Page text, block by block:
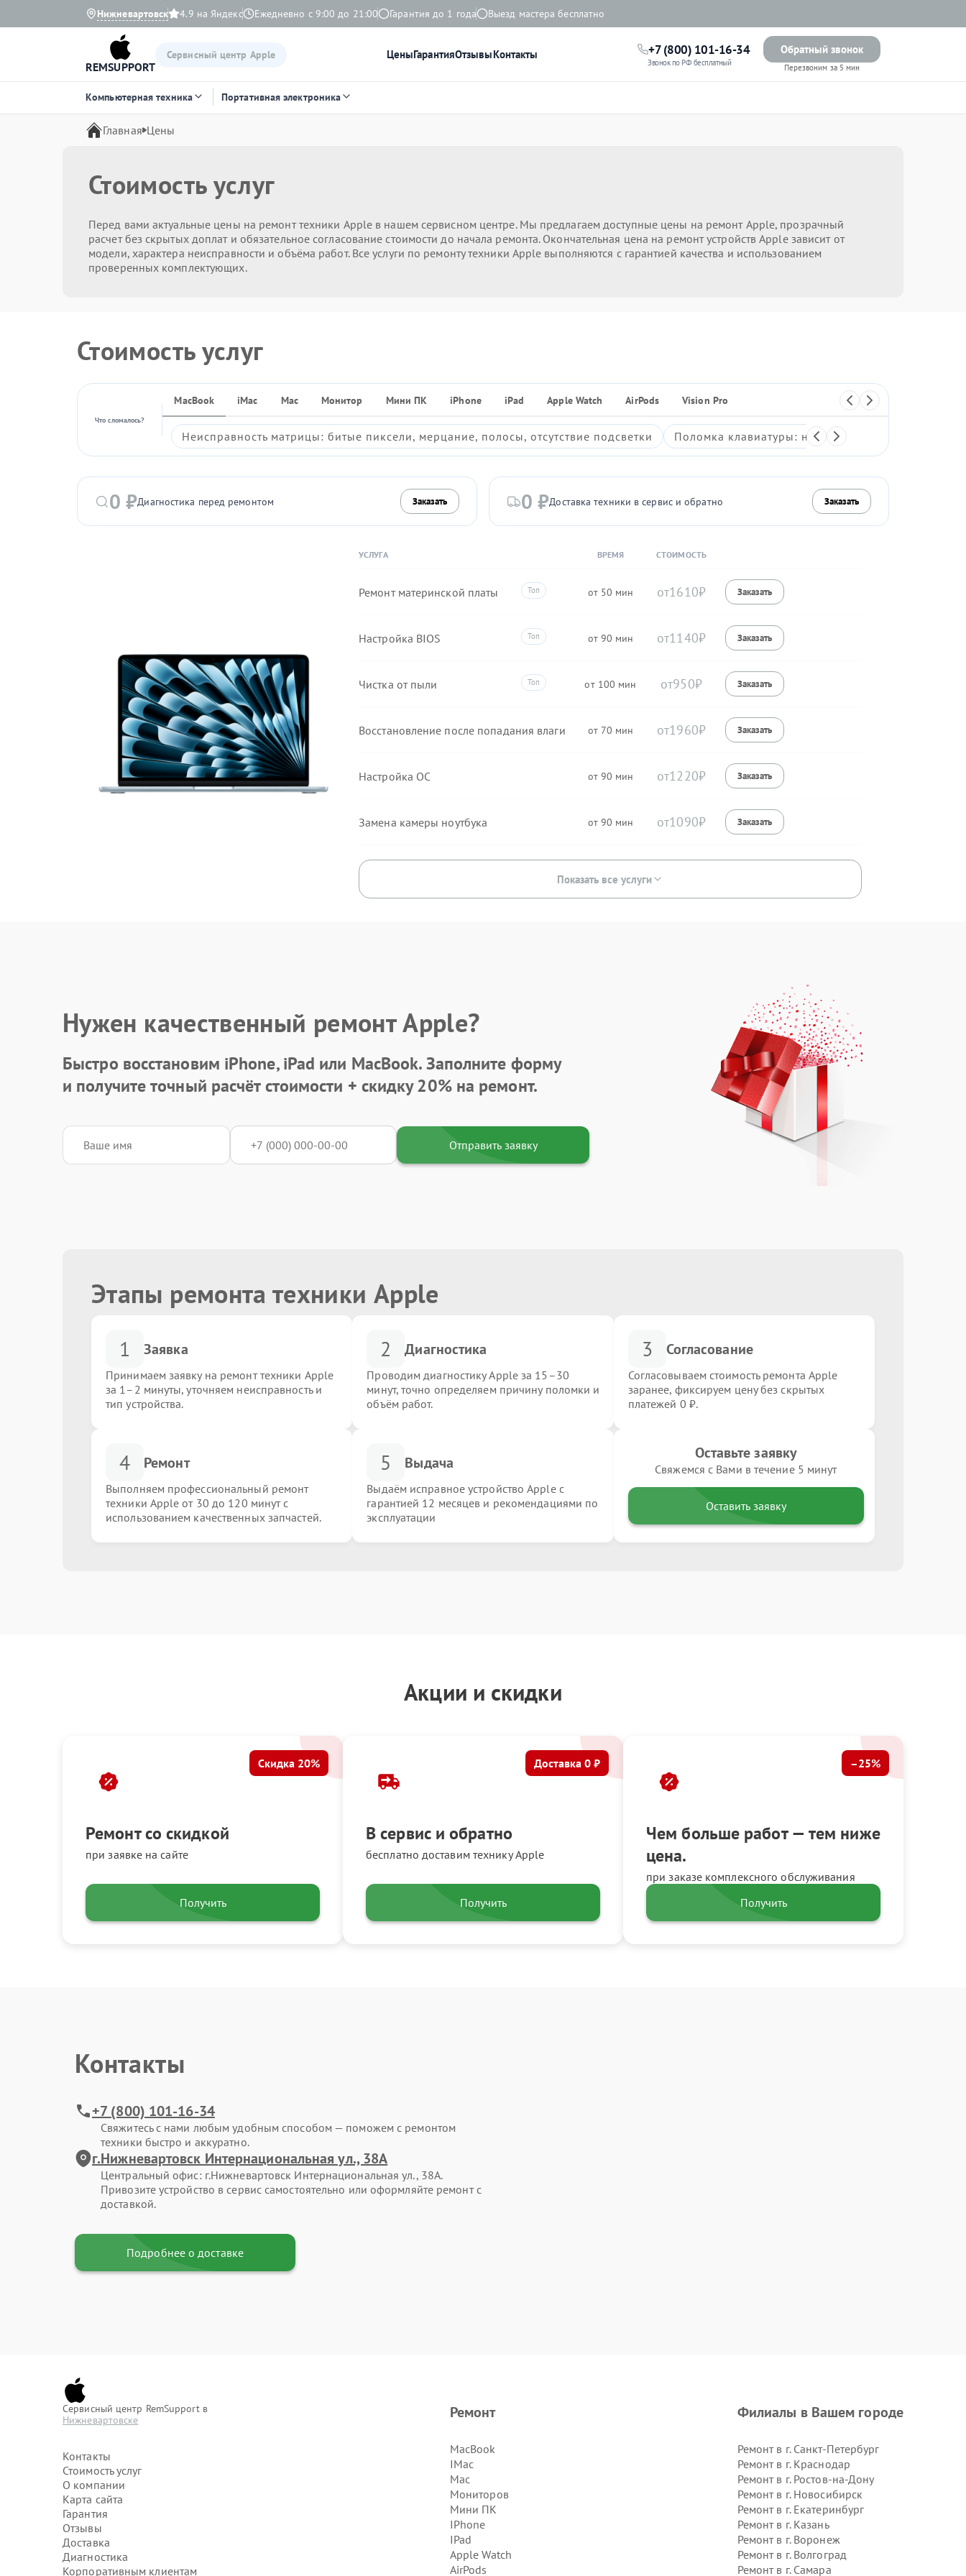
Нижневартовск 4.9 на Яндекс Ежедневно с 9:00 до 21:00 Гарантия до 1 года Выезд мастера бесплатно
REMSUPPORT
Сервисный центр Apple ЦеныГарантияОтзывыКонтакты +7 (800) 101-16-34
Звонок по РФ бесплатный
Обратный звонок
Перезвоним за 5 мин
Компьютерная техника Портативная электроника
Главная Цены
Стоимость услуг
Перед вами актуальные цены на ремонт техники Apple в нашем сервисном центре. Мы предлагаем доступные цены на ремонт Apple, прозрачный
расчет без скрытых доплат и обязательное согласование стоимости до начала ремонта. Окончательная цена на ремонт устройств Apple зависит от
модели, характера неисправности и объёма работ. Все услуги по ремонту техники Apple выполняются с гарантией качества и использованием
проверенных комплектующих.
Стоимость услуг
Что сломалось?
MacBook iMac Mac Монитор Мини ПК iPhone iPad Apple Watch AirPods Vision Pro
Неисправность матрицы: битые пиксели, мерцание, полосы, отсутствие подсветки Поломка клавиатуры: неработающие клавиши,
0 ₽Диагностика перед ремонтом Заказать 0 ₽Доставка техники в сервис и обратно Заказать
УСЛУГА ВРЕМЯ СТОИМОСТЬ
Ремонт материнской платы 50 1610
Настройка BIOS 90 1140
Чистка от пыли 100 950
Восстановление после попадания влаги 70 1960
Настройка ОС 90 1220
Замена камеры ноутбука 90 1090
Показать все услуги
Нужен качественный ремонт Apple?
Быстро восстановим iPhone, iPad или MacBook.Заполните форму
и получите точный расчёт стоимости + скидку 20%на ремонт.
Отправить заявку
Этапы ремонта техники Apple
1 Заявка
Принимаем заявку на ремонт техники Apple
за 1–2 минуты, уточняем неисправность и
тип устройства.
2 Диагностика
Проводим диагностику Apple за 15–30
минут, точно определяем причину поломки и
объём работ.
3 Согласование
Согласовываем стоимость ремонта Apple
заранее, фиксируем цену без скрытых
платежей 0 ₽.
4 Ремонт
Выполняем профессиональный ремонт
техники Apple от 30 до 120 минут с
использованием качественных запчастей.
5 Выдача
Выдаём исправное устройство Apple с
гарантией 12 месяцев и рекомендациями по
эксплуатации
Оставьте заявку
Свяжемся с Вами в течение 5 минут
Оставить заявку
Акции и скидки
Ремонт со скидкой
при заявке на сайте
Скидка 20%
Получить
В сервис и обратно
бесплатно доставим технику Apple
Доставка 0 ₽
Получить
Чем больше работ — тем ниже
цена.
при заказе комплексного обслуживания
–25%
Получить
Контакты
+7 (800) 101-16-34
Свяжитесь с нами любым удобным способом — поможем с ремонтом
техники быстро и аккуратно.
г.Нижневартовск Интернациональная ул., 38А
Центральный офис: г.Нижневартовск Интернациональная ул., 38А.
Привозите устройство в сервис самостоятельно или оформляйте ремонт с
доставкой.
Подробнее о доставке
Сервисный центр RemSupport в
Нижневартовске
Контакты
Стоимость услуг
О компании
Карта сайта
Гарантия
Отзывы
Доставка
Диагностика
Корпоративным клиентам
Ремонт
MacBook
IMac
Mac
Мониторов
Мини ПК
IPhone
IPad
Apple Watch
AirPods
Филиалы в Вашем городе
Ремонт в г. Санкт-Петербург
Ремонт в г. Краснодар
Ремонт в г. Ростов-на-Дону
Ремонт в г. Новосибирск
Ремонт в г. Екатеринбург
Ремонт в г. Казань
Ремонт в г. Воронеж
Ремонт в г. Волгоград
Ремонт в г. Самара